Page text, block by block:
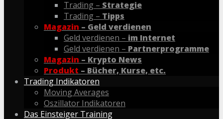
Trading – Strategie
Trading – Tipps
Magazin – Geld verdienen
Geld verdienen – im Internet
Geld verdienen – Partnerprogramme
Magazin – Krypto News
Produkt – Bücher, Kurse, etc.
Trading Indikatoren
Moving Averages
Oszillator Indikatoren
Das Einsteiger Training